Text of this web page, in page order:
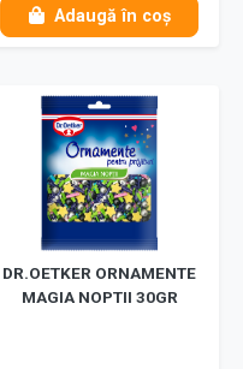
Adaugă în coș
DR.OETKER ORNAMENTE
MAGIA NOPTII 30GR